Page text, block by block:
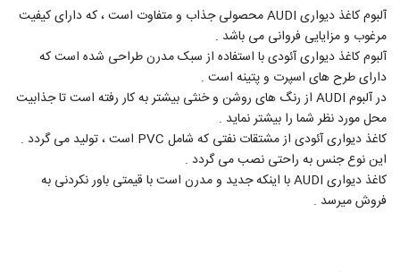
آلبوم کاغذ دیواری AUDI محصولی جذاب و متفاوت است ، که دارای کیفیت
مرغوب و مزایایی فروانی می باشد .
آلبوم کاغذ دیواری آئودی با استفاده از سبک مدرن طراحی شده است که
دارای طرح های اسپرت و پتینه است .
در آلبوم AUDI از رنگ های روشن و خنثی بیشتر به کار رفته است تا جذابیت
محل مورد نظر شما را بیشتر نماید .
کاغذ دیواری آئودی از مشتقات نفتی که شامل PVC است ، تولید می گردد .
این نوع جنس به راحتی نصب می گردد .
کاغذ دیواری AUDI با اینکه جدید و مدرن است با قیمتی باور نکردنی به
فروش میرسد .